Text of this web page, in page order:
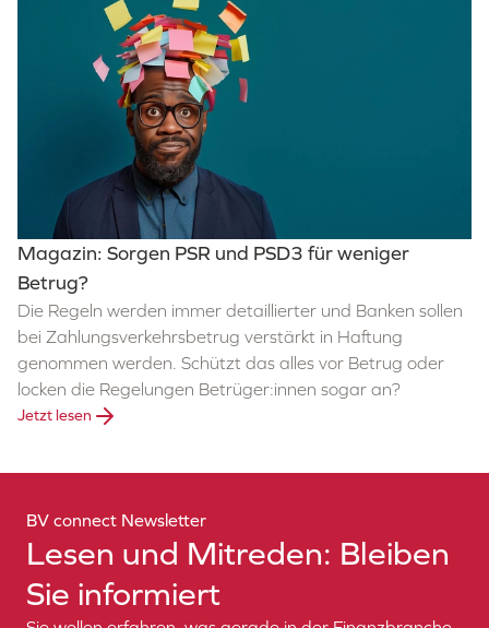
Magazin: Sorgen PSR und PSD3 für weniger
Betrug?
Die Regeln werden immer detaillierter und Banken sollen
bei Zahlungsverkehrsbetrug verstärkt in Haftung
genommen werden. Schützt das alles vor Betrug oder
locken die Regelungen Betrüger:innen sogar an?
Jetzt lesen
BV connect Newsletter
Lesen und Mitreden: Bleiben
Sie informiert